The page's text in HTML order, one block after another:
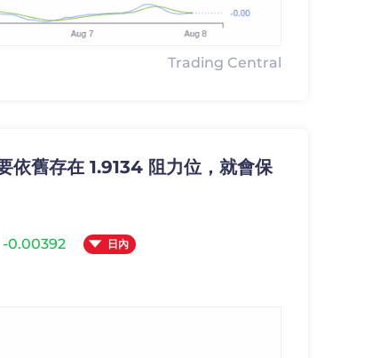
Trading Central
依舊存在 1.9134 阻力位，就會保
-0.00392 日內